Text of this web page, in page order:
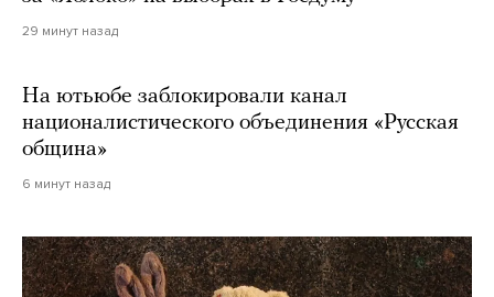
29 минут назад
На ютьюбе заблокировали канал
националистического объединения «Русская
община»
6 минут назад